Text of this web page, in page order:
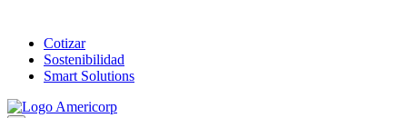
Cotizar
Sostenibilidad
Smart Solutions